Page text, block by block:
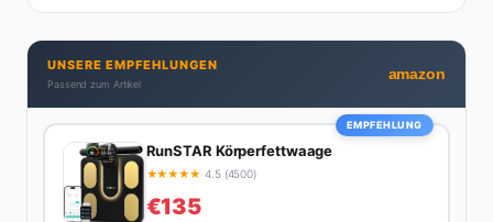
Brunch-Spot der Stadt. Ihre Interior-Tipps basieren
auf echter Erfahrung – ihre Wohnung wurde schon
zweimal in Design-Blogs gefeatured.
UNSERE EMPFEHLUNGEN
Passend zum Artikel
amazon
EMPFEHLUNG
RunSTAR Körperfettwaage
★★★★★ 4.5 (4500)
€135